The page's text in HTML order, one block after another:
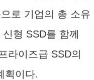
로 기업의 총 소유
형 SSD를 함께
라이즈급 SSD의
획이다.